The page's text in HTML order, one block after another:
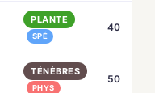
PLANTE
SPÉ
40
TÉNÈBRES
PHYS
50